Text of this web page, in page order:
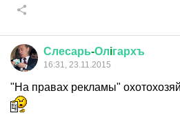
Слесарь-Олiгархъ
16:31, 23.11.2015
"На правах рекламы"